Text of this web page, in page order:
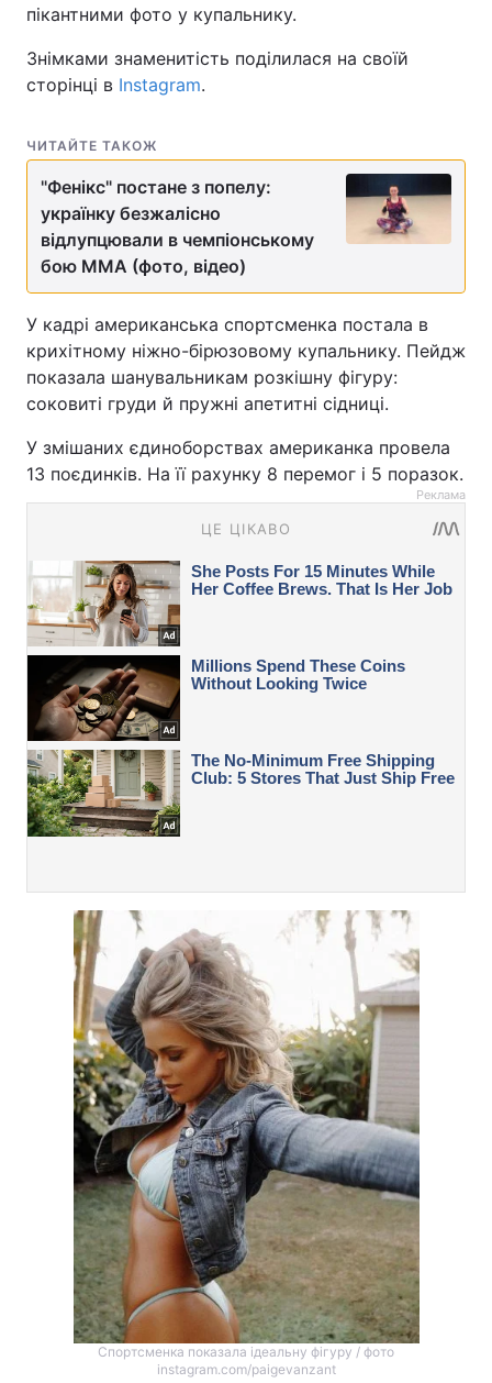
пікантними фото у купальнику.
Знімками знаменитість поділилася на своїй
сторінці в Instagram.
ЧИТАЙТЕ ТАКОЖ
"Фенікс" постане з попелу:
українку безжалісно
відлупцювали в чемпіонському
бою MMA (фото, відео)
У кадрі американська спортсменка постала в
крихітному ніжно-бірюзовому купальнику. Пейдж
показала шанувальникам розкішну фігуру:
соковиті груди й пружні апетитні сідниці.
У змішаних єдиноборствах американка провела
13 поєдинків. На її рахунку 8 перемог і 5 поразок.
Реклама
Спортсменка показала ідеальну фігуру / фото
instagram.com/paigevanzant